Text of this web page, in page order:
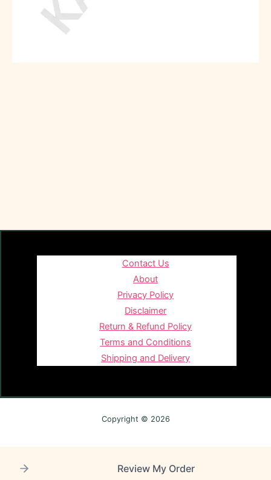
Contact Us
About
Privacy Policy
Disclaimer
Return & Refund Policy
Terms and Conditions
Shipping and Delivery
Copyright © 2026
Review My Order